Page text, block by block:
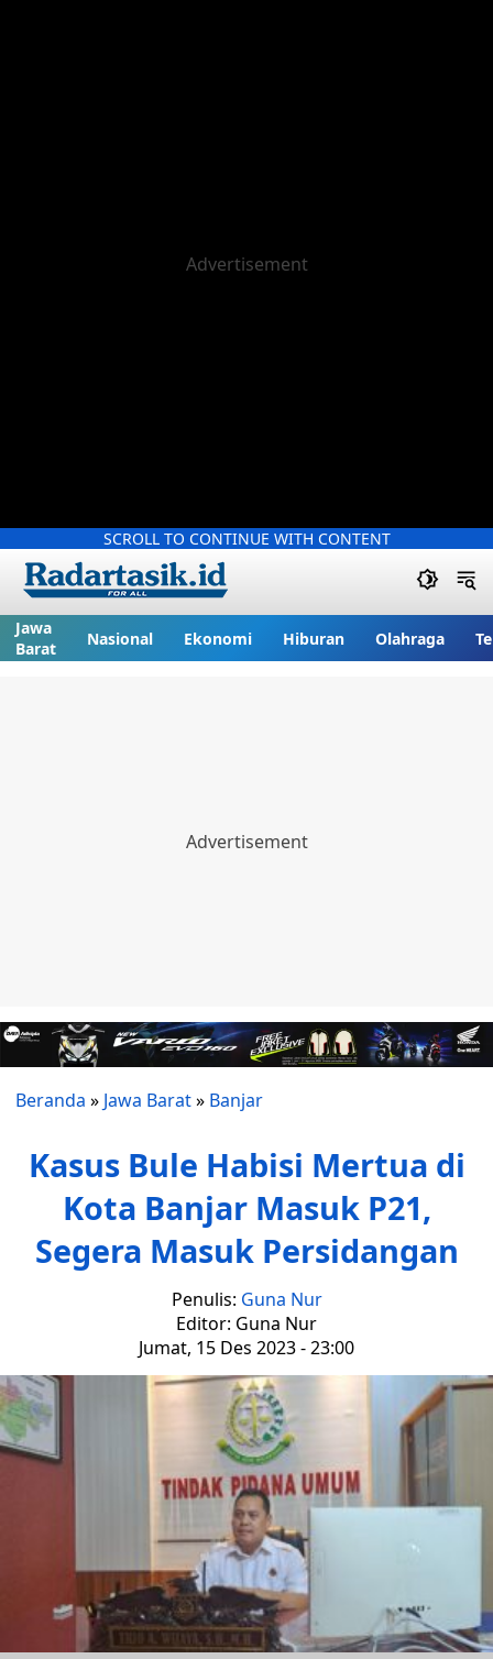
SCROLL TO CONTINUE WITH CONTENT
Jawa
Barat
Nasional Ekonomi Hiburan Olahraga
Beranda » Jawa Barat» Banjar
Kasus Bule Habisi Mertua di
Kota Banjar Masuk P21,
Segera Masuk Persidangan
Penulis: Guna Nur
Editor: Guna Nur
Jumat, 15 Des 2023 - 23:00